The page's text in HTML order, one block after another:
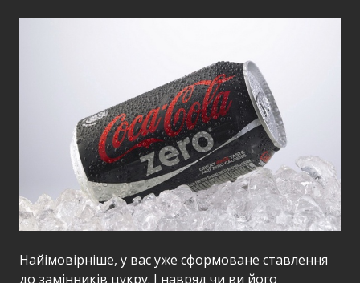
Найімовірніше, у вас уже сформоване ставлення
до замінників цукру. І навряд чи ви його